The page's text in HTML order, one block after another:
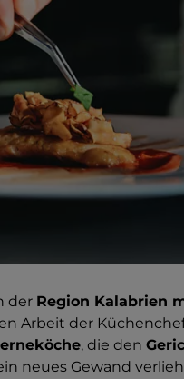
der Region Kalabrien
Arbeit der
, die den
neues Gewand